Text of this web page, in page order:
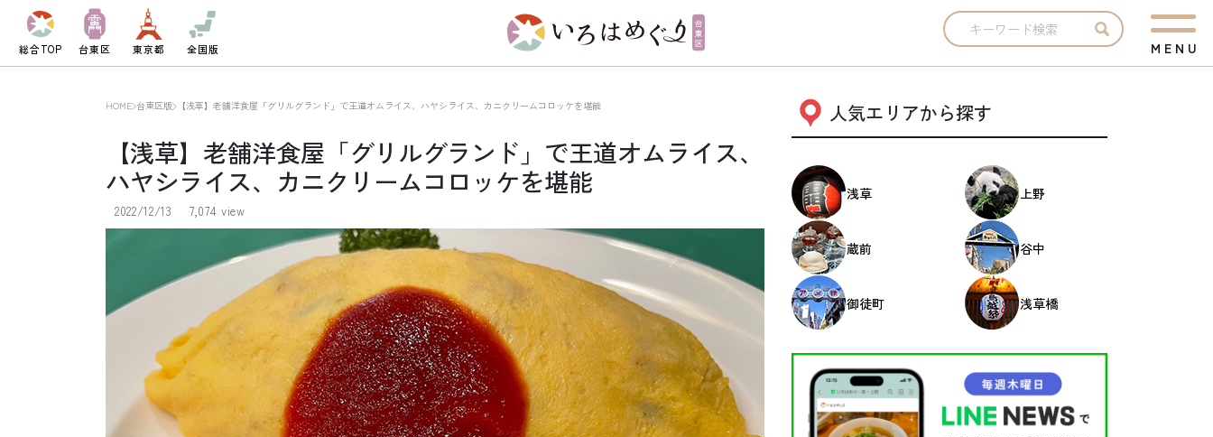
総合TOP 台東区 東京都 全国版 M E N U
HOME 台東区版 【浅草】老舗洋食屋「グリルグランド」で王道オムライス、ハヤシライス、カニクリームコロッケを堪能
【浅草】老舗洋食屋「グリルグランド」で王道オムライス、
ハヤシライス、カニクリームコロッケを堪能
2022/12/13 7,074 view
人気エリアから探す
浅草 上野
蔵前 谷中
御徒町 浅草橋